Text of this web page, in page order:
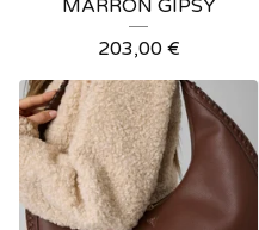
MARRÓN GIPSY
203,00 €